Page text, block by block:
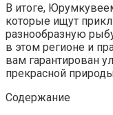
В итоге,
которые ищут
разнообразную
в этом регионе и
вам гарантирован
прекрасной
Содержание